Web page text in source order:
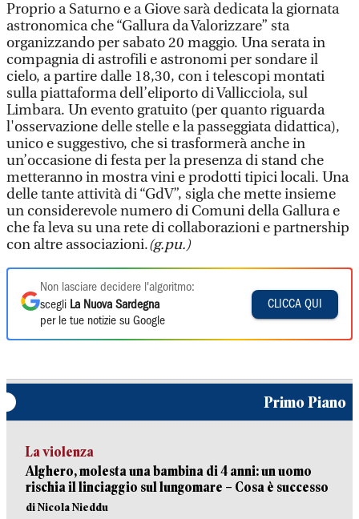
Proprio a Saturno e a Giove sarà dedicata la giornata
astronomica che “Gallura da Valorizzare” sta
organizzando per sabato 20 maggio. Una serata in
compagnia di astrofili e astronomi per sondare il
cielo, a partire dalle 18,30, con i telescopi montati
sulla piattaforma dell’eliporto di Vallicciola, sul
Limbara. Un evento gratuito (per quanto riguarda
l'osservazione delle stelle e la passeggiata didattica),
unico e suggestivo, che si trasformerà anche in
un’occasione di festa per la presenza di stand che
metteranno in mostra vini e prodotti tipici locali. Una
delle tante attività di “GdV”, sigla che mette insieme
un considerevole numero di Comuni della Gallura e
che fa leva su una rete di collaborazioni e partnership
con altre associazioni.(g.pu.)
Non lasciare decidere l'algoritmo:
scegli La Nuova Sardegna
per le tue notizie su Google
CLICCA QUI
Primo Piano
La violenza
Alghero, molesta una bambina di 4 anni: un uomo
rischia il linciaggio sul lungomare – Cosa è successo
di Nicola Nieddu